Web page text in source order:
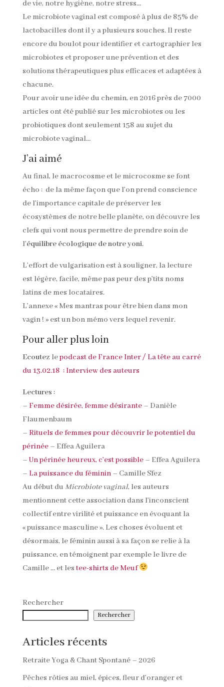
de vie, notre hygiène, notre stress…
Le microbiote vaginal est composé à plus de 85% de
lactobacilles dont il y a plusieurs souches. Il reste
encore du boulot pour identifier et cartographier les
microbiotes et proposer une prévention et des
solutions thérapeutiques plus efficaces et adaptées à
chacune.
Pour avoir une idée du chemin, en 2016 près de 7000
articles ont été publié sur les microbiotes ou les
probiotiques dont seulement 158 au sujet du
microbiote vaginal…
J’ai aimé
Au final, le macrocosme et le microcosme se font
écho : de la même façon que l’on prend conscience
de l’importance capitale de préserver les
écosystèmes de notre belle planète, on découvre les
clefs qui vont nous permettre de prendre soin de
l’équilibre écologique de notre yoni.
L’effort de vulgarisation est à souligner, la lecture
est légère, facile, même pas peur des p’tits noms
latins de mes locataires.
L’annexe « Mes mantras pour être bien dans mon
vagin ! » est un bon mémo vers lequel revenir.
Pour aller plus loin
Ecoutez lepodcast de France Inter / La tête au carré
du 13.02.18 : Interview des auteurs
Lectures :
– Femme désirée, femme désirante– Danièle
Flaumenbaum
– Rituels de femmes pour découvrir le potentiel du
périnée– Effea Aguilera
–Un périnée heureux, c’est possible– Effea Aguilera
– La puissance du féminin– Camille Sfez
Au début du Microbiote vaginal, les auteurs
mentionnent cette association dans l’inconscient
collectif entre virilité et puissance en évoquant la
« puissance masculine ». Les choses évoluent et
désormais, le féminin aussi à sa façon se relie à la
puissance, en témoignent par exemple le livre de
Camille … et les tee-shirts de Meuf
Rechercher
Rechercher
Articles récents
Retraite Yoga & Chant Spontané – 2026
Pêches rôties au miel, épices, fleur d’oranger et